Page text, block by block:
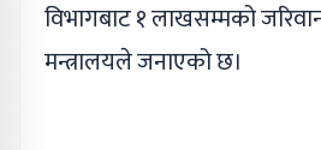
विभागबाट १ लाखसम्मको
मन्त्रालयले जनाएको छ।